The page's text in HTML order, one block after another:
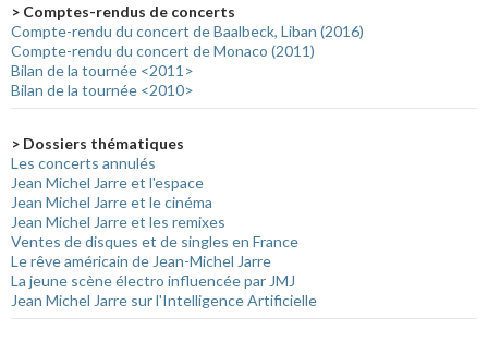
> Comptes-rendus de concerts
Compte-rendu du concert de Baalbeck, Liban (2016)
Compte-rendu du concert de Monaco (2011)
Bilan de la tournée <2011>
Bilan de la tournée <2010>
> Dossiers thématiques
Les concerts annulés
Jean Michel Jarre et l'espace
Jean Michel Jarre et le cinéma
Jean Michel Jarre et les remixes
Ventes de disques et de singles en France
Le rêve américain de Jean-Michel Jarre
La jeune scène électro influencée par JMJ
Jean Michel Jarre sur l'Intelligence Artificielle